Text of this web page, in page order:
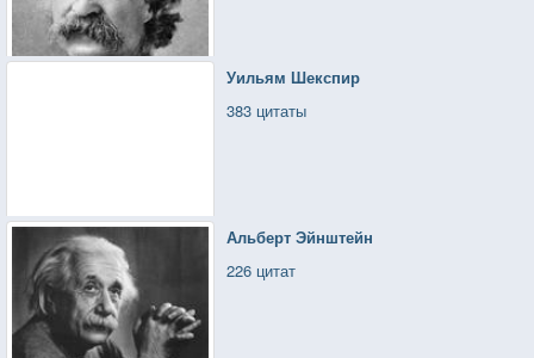
Уильям Шекспир
383 цитаты
Альберт Эйнштейн
226 цитат